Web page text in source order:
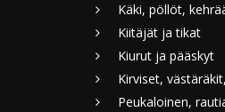
Käki, pöllöt,
Kiitäjät ja tikat
Kiurut ja pääskyt
Kirviset,
Peukaloinen,